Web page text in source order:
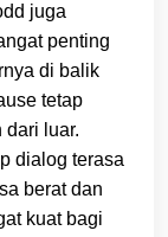
juga
penting
di balik
tetap
dari luar.
dialog terasa
berat dan
kuat bagi